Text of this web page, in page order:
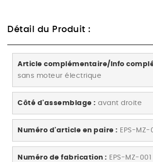
Détail du Produit :
Article complémentaire/Info
sans moteur électrique
Côté d'assemblage : avant droite
Numéro d'article en paire : EPS-MZ-
Numéro de fabrication : EPS-MZ-001